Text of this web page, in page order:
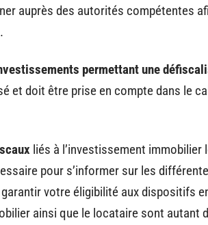
auprès des autorités compétentes
.
permettant une
et doit être prise en compte dans le
liés à l’investissement
pour s’informer sur les
votre éligibilité aux dispositifs
ainsi que le locataire sont autant